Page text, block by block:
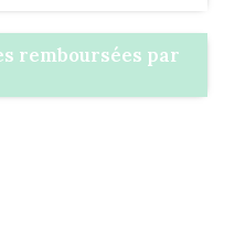
remboursées par